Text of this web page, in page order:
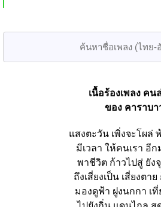
เนื้อร้องเพลง คน
ของ คาราบา
แสงตะวัน เพิ่งจะโผล่
มีเวลา ให้คนเรา อี
พาชีวิต ก้าวไปสู่ ยัง
ถึงเสี่ยงเป็น เสี่ยงตา
มองดูฟ้า ฝูงนกกา เ